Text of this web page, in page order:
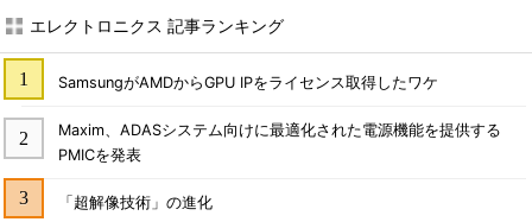
エレクトロニクス 記事ランキング
SamsungがAMDからGPU IPをライセンス取得したワケ
Maxim、ADASシステム向けに最適化された電源機能を提供する
PMICを発表
「超解像技術」の進化